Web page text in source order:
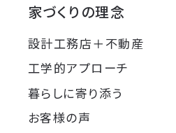
家づくりの理念
設計工務店＋不動産
工学的アプローチ
暮らしに寄り添う
お客様の声